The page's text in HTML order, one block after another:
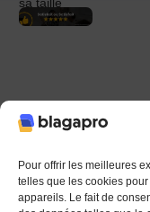
Pour offrir les meilleures
telles que les cookies
appareils. Le fait de
© 2022 - 2024